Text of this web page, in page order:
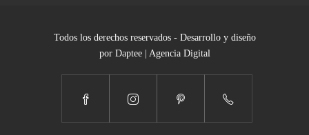
Todos los derechos reservados - Desarrollo y diseño
por Daptee | Agencia Digital